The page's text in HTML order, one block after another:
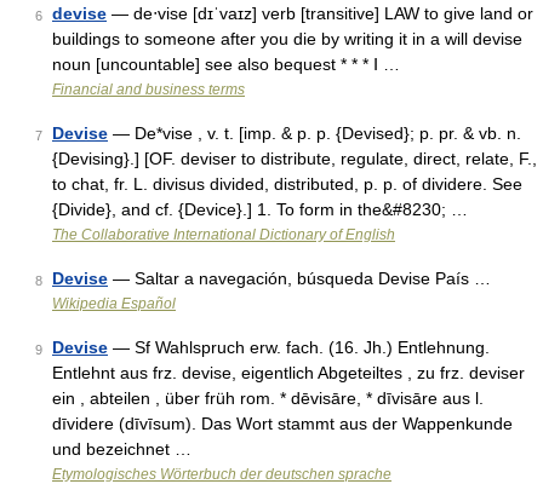
6 devise — de‧vise [dɪˈvaɪz] verb [transitive] LAW to give land or
buildings to someone after you die by writing it in a will devise
noun [uncountable] see also bequest * * * Ⅰ …
Financial and business terms
7 Devise — De*vise , v. t. [imp. & p. p. {Devised}; p. pr. & vb. n.
{Devising}.] [OF. deviser to distribute, regulate, direct, relate, F.,
to chat, fr. L. divisus divided, distributed, p. p. of dividere. See
{Divide}, and cf. {Device}.] 1. To form in the&#8230; …
The Collaborative International Dictionary of English
8 Devise — Saltar a navegación, búsqueda Devise País …
Wikipedia Español
9 Devise — Sf Wahlspruch erw. fach. (16. Jh.) Entlehnung.
Entlehnt aus frz. devise, eigentlich Abgeteiltes , zu frz. deviser
ein , abteilen , über früh rom. * dēvisāre, * dīvisāre aus l.
dīvidere (dīvīsum). Das Wort stammt aus der Wappenkunde
und bezeichnet …
Etymologisches Wörterbuch der deutschen sprache